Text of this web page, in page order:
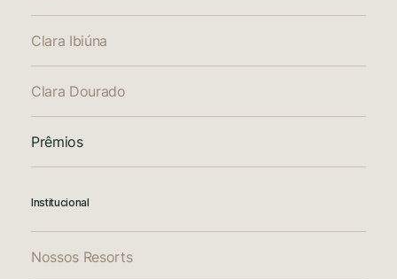
Clara Ibiúna
Clara Dourado
Prêmios
Institucional
Nossos Resorts